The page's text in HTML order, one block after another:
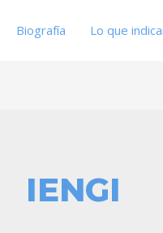
Biografía Lo que
IENGI